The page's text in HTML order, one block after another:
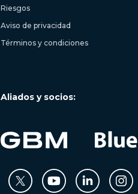
Riesgos
Aviso de privacidad
Términos y condiciones
Aliados y socios: